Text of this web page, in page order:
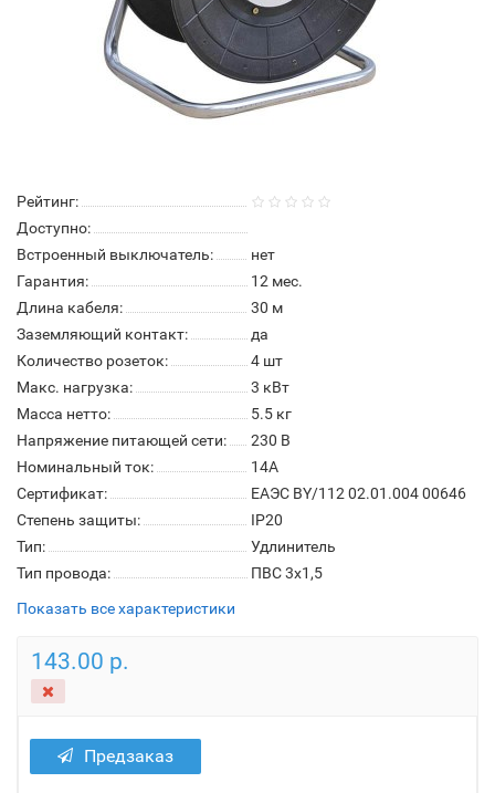
Рейтинг:
Доступно:
Встроенный выключатель:
нет
Гарантия:
12 мес.
Длина кабеля:
30 м
Заземляющий контакт:
да
Количество розеток:
4 шт
Макс. нагрузка:
3 кВт
Масса нетто:
5.5 кг
Напряжение питающей сети:
230 В
Номинальный ток:
14А
Сертификат:
ЕАЭС BY/112 02.01.004 00646
Степень защиты:
IP20
Тип:
Удлинитель
Тип провода:
ПВС 3х1,5
Показать все характеристики
143.00 р.
Предзаказ